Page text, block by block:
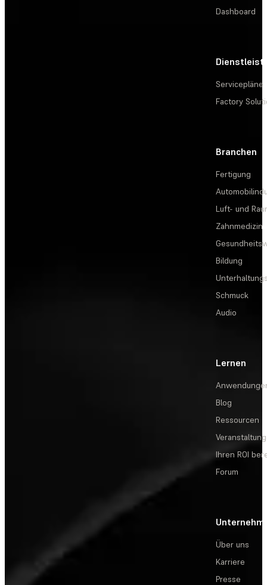
Dashboard
Servicepläne
Factory
Branchen
Fertigung
Luft- und
Zahnmedizin
Bildung
Schmuck
Audio
Lernen
Blog
Ressourcen
Ihren ROI
Forum
Über uns
Karriere
Presse